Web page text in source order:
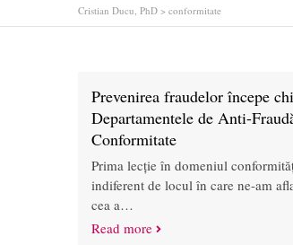
Cristian Ducu, PhD > conformitate
Prevenirea fraudelor începe
Departamentele de Anti-
Conformitate
Prima lecție în domeniul
indiferent de locul în care ne-am
cea a…
Read more